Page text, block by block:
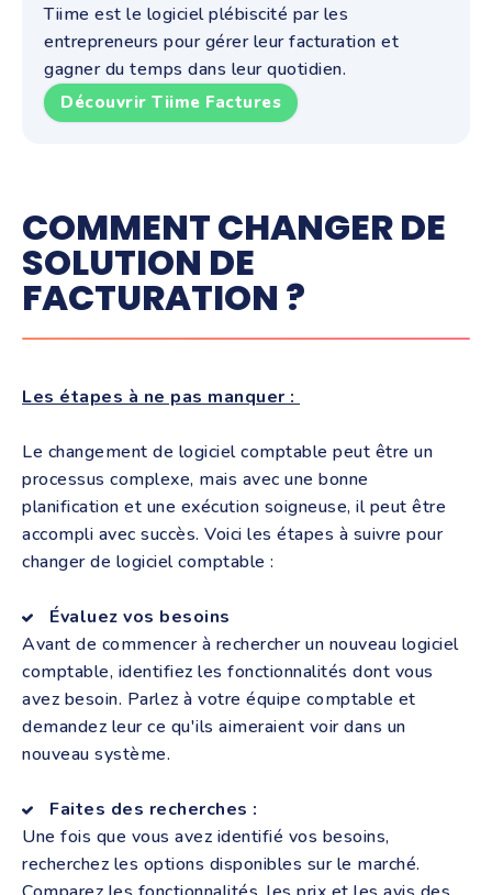
Tiime est le logiciel plébiscité par les
entrepreneurs pour gérer leur facturation et
gagner du temps dans leur quotidien.
Découvrir Tiime Factures
COMMENT CHANGER DE
SOLUTION DE
FACTURATION ?
Les étapes à ne pas manquer :
Le changement de logiciel comptable peut être un
processus complexe, mais avec une bonne
planification et une exécution soigneuse, il peut être
accompli avec succès. Voici les étapes à suivre pour
changer de logiciel comptable :
Évaluez vos besoins
Avant de commencer à rechercher un nouveau logiciel
comptable, identifiez les fonctionnalités dont vous
avez besoin. Parlez à votre équipe comptable et
demandez leur ce qu'ils aimeraient voir dans un
nouveau système.
Faites des recherches :
Une fois que vous avez identifié vos besoins,
recherchez les options disponibles sur le marché.